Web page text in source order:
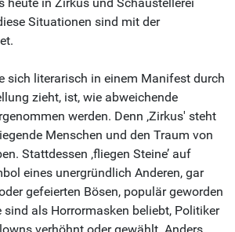
Situationen sind mit der
sich literarisch in einem Manifest durch
zieht, ist, wie abweichende
werden. Denn ‚Zirkus' steht
Menschen und den Traum von
Stattdessen ‚fliegen Steine’ auf
eines unergründlich Anderen, gar
gefeierten Bösen, populär geworden
als Horrormasken beliebt, Politiker